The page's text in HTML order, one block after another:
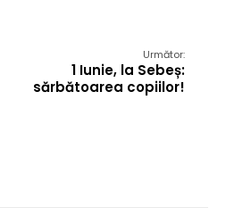
Următor:
1 Iunie, la Sebeș:
sărbătoarea copiilor!